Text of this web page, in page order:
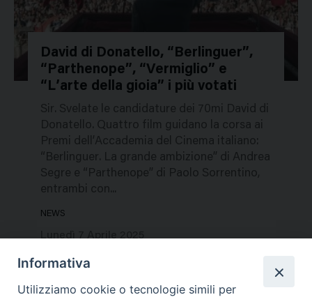
670307
David di Donatello, “Berlinguer”,
“Parthenope”, “Vermiglio” e
“L’arte della gioia” i più votati
Sir. Svelate le candidature dei 70mi David di
Donatello. Quattro film guidano la corsa ai
Premi dell’Accademia del Cinema italiano:
“Berlinguer. La grande ambizione” di Andrea
Segre e “Parthenope” di Paolo Sorrentino,
entrambi con...
NEWS
Informativa
Utilizziamo cookie o tecnologie simili per